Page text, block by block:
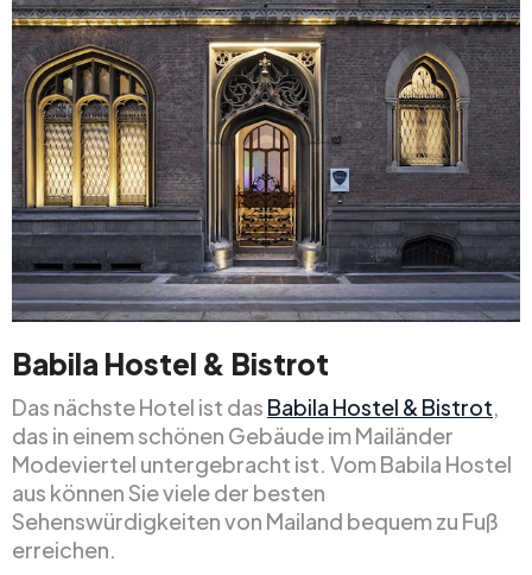
Babila Hostel & Bistrot
Das nächste Hotel ist das Babila Hostel & Bistrot,
das in einem schönen Gebäude im Mailänder
Modeviertel untergebracht ist. Vom Babila Hostel
aus können Sie viele der besten
Sehenswürdigkeiten von Mailand bequem zu Fuß
erreichen.